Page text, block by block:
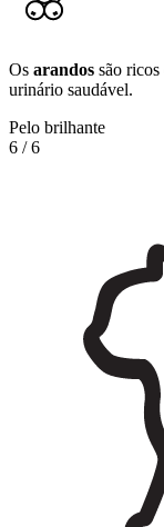
Os arandos são
urinário saudável.
Pelo brilhante
6 /6